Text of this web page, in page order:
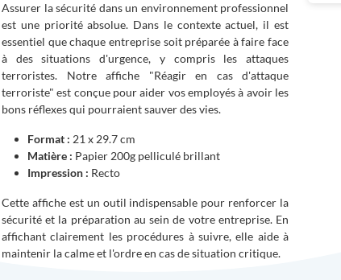
Assurer la sécurité dans un environnement professionnel
est une priorité absolue. Dans le contexte actuel, il est
essentiel que chaque entreprise soit préparée à faire face
à des situations d'urgence, y compris les attaques
terroristes. Notre affiche "Réagir en cas d'attaque
terroriste" est conçue pour aider vos employés à avoir les
bons réflexes qui pourraient sauver des vies.
Format : 21 x 29.7 cm
Matière : Papier 200g pelliculé brillant
Impression : Recto
Cette affiche est un outil indispensable pour renforcer la
sécurité et la préparation au sein de votre entreprise. En
affichant clairement les procédures à suivre, elle aide à
maintenir la calme et l'ordre en cas de situation critique.